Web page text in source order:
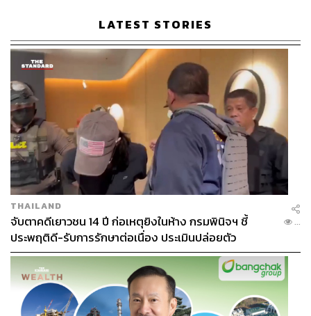
LATEST STORIES
THAILAND
จับตาคดีเยาวชน 14 ปี ก่อเหตุยิงในห้าง กรมพินิจฯ ชี้
ประพฤติดี-รับการรักษาต่อเนื่อง ประเมินปล่อยตัว
...